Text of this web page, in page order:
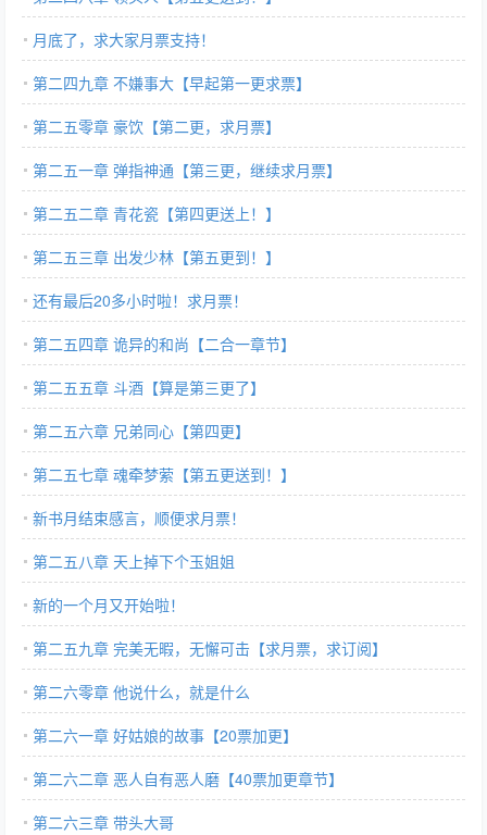
月底了，求大家月票支持！
第二四九章 不嫌事大【早起第一更求票】
第二五零章 豪饮【第二更，求月票】
第二五一章 弹指神通【第三更，继续求月票】
第二五二章 青花瓷【第四更送上！】
第二五三章 出发少林【第五更到！】
还有最后20多小时啦！求月票！
第二五四章 诡异的和尚【二合一章节】
第二五五章 斗酒【算是第三更了】
第二五六章 兄弟同心【第四更】
第二五七章 魂牵梦萦【第五更送到！】
新书月结束感言，顺便求月票！
第二五八章 天上掉下个玉姐姐
新的一个月又开始啦！
第二五九章 完美无暇，无懈可击【求月票，求订阅】
第二六零章 他说什么，就是什么
第二六一章 好姑娘的故事【20票加更】
第二六二章 恶人自有恶人磨【40票加更章节】
第二六三章 带头大哥